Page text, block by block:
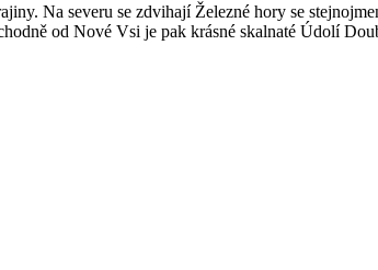
Na severu se zdvihají Železné hory se
od Nové Vsi je pak krásné skalnaté Údolí